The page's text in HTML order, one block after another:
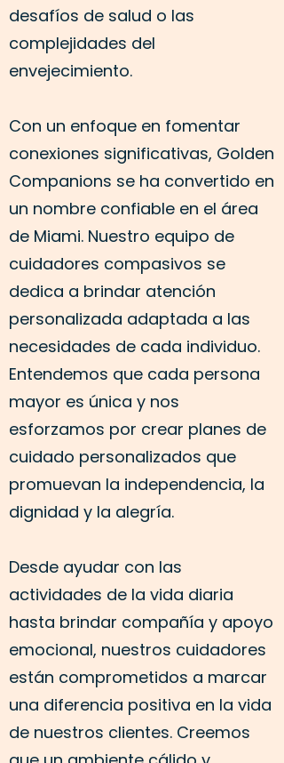
desafíos de salud o las
complejidades del
envejecimiento.
Con un enfoque en fomentar
conexiones significativas, Golden
Companions se ha convertido en
un nombre confiable en el área
de Miami. Nuestro equipo de
cuidadores compasivos se
dedica a brindar atención
personalizada adaptada a las
necesidades de cada individuo.
Entendemos que cada persona
mayor es única y nos
esforzamos por crear planes de
cuidado personalizados que
promuevan la independencia, la
dignidad y la alegría.
Desde ayudar con las
actividades de la vida diaria
hasta brindar compañía y apoyo
emocional, nuestros cuidadores
están comprometidos a marcar
una diferencia positiva en la vida
de nuestros clientes. Creemos